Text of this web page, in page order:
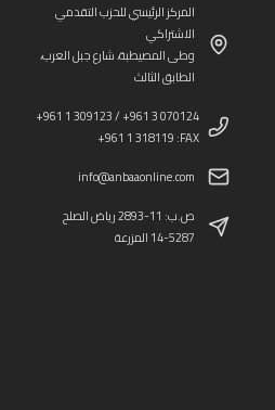
المركز الرئيسي للحزب التقدمي
الاشتراكي
وطى المصيطبة، شارع جبل العرب،
الطابق الثالث
+961 1 309123 / +961 3 070124
+961 1 318119 :FAX
info@anbaaonline.com
ص.ب: 11-2893 رياض الصلح
14-5287 المزرعة